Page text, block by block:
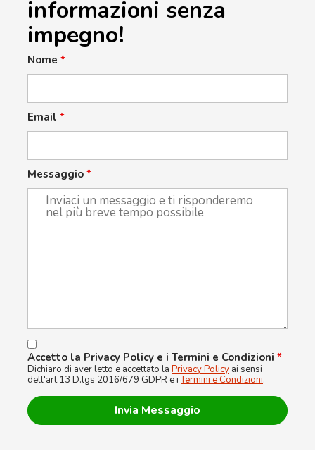
informazioni senza
impegno!
Nome *
Email *
Messaggio *
Accetto la Privacy Policy e i Termini e Condizioni *
Dichiaro di aver letto e accettato la Privacy Policy ai sensi
dell'art.13 D.lgs 2016/679 GDPR e iTermini e Condizioni.